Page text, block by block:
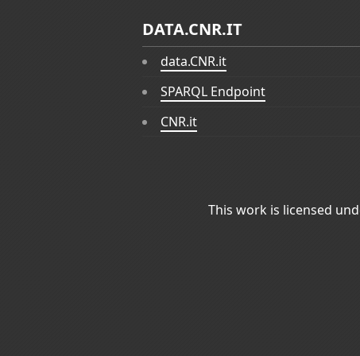
DATA.CNR.IT
data.CNR.it
SPARQL Endpoint
CNR.it
This work is licensed